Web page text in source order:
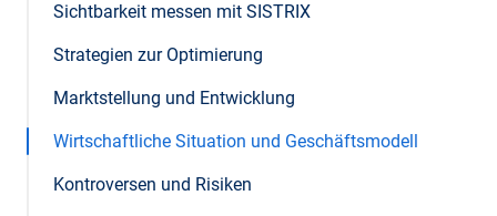
Sichtbarkeit messen mit SISTRIX
Strategien zur Optimierung
Marktstellung und Entwicklung
Wirtschaftliche Situation und Geschäftsmodell
Kontroversen und Risiken